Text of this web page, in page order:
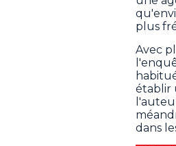
plus
Avec
établir
dans